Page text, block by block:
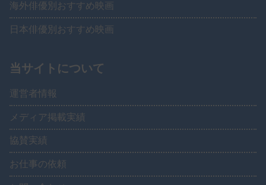
海外俳優別おすすめ映画
日本俳優別おすすめ映画
当サイトについて
運営者情報
メディア掲載実績
協賛実績
お仕事の依頼